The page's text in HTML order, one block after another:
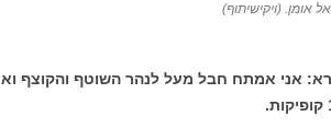
אומן. (ויקישיתוף)
אני אמתח חבל מעל לנהר השוטף והקוצף